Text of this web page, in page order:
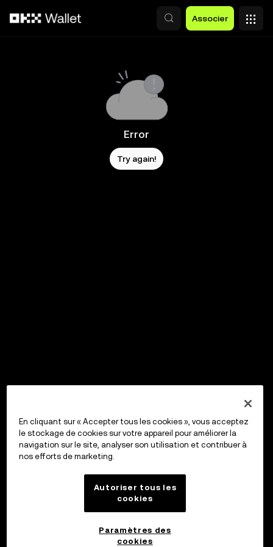
Associer
Error
Try again!
En cliquant sur « Accepter tous les cookies », vous acceptez
le stockage de cookies sur votre appareil pour améliorer la
navigation sur le site, analyser son utilisation et contribuer à
nos efforts de marketing.
Autoriser tous les
cookies
Paramètres des
cookies